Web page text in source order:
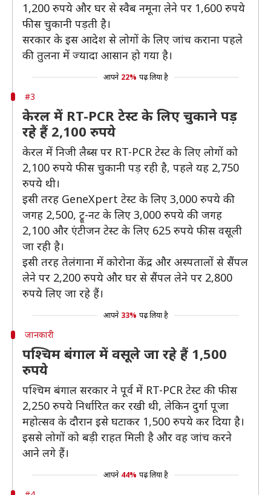
1,200 रुपये और घर से स्वैब नमूना लेने पर 1,600 रुपये
फीस चुकानी पड़ती है।
सरकार के इस आदेश से लोगों के लिए जांच कराना पहले
की तुलना में ज्यादा आसान हो गया है।
आपने 22% पढ़ लिया है
#3
केरल में RT-PCR टेस्ट के लिए चुकाने पड़
रहे हैं 2,100 रुपये
केरल में निजी लैब्स पर RT-PCR टेस्ट के लिए लोगों को
2,100 रुपये फीस चुकानी पड़ रही है, पहले यह 2,750
रुपये थी।
इसी तरह GeneXpert टेस्ट के लिए 3,000 रुपये की
जगह 2,500, ट्रू-नट के लिए 3,000 रुपये की जगह
2,100 और एंटीजन टेस्ट के लिए 625 रुपये फीस वसूली
जा रही है।
इसी तरह तेलंगाना में कोरोना केंद्र और अस्पतालों से सैंपल
लेने पर 2,200 रुपये और घर से सैंपल लेने पर 2,800
रुपये लिए जा रहे हैं।
आपने 33% पढ़ लिया है
जानकारी
पश्चिम बंगाल में वसूले जा रहे हैं 1,500
रुपये
पश्चिम बंगाल सरकार ने पूर्व में RT-PCR टेस्ट की फीस
2,250 रुपये निर्धारित कर रखी थी, लेकिन दुर्गा पूजा
महोत्सव के दौरान इसे घटाकर 1,500 रुपये कर दिया है।
इससे लोगों को बड़ी राहत मिली है और वह जांच करने
आने लगे हैं।
आपने 44% पढ़ लिया है